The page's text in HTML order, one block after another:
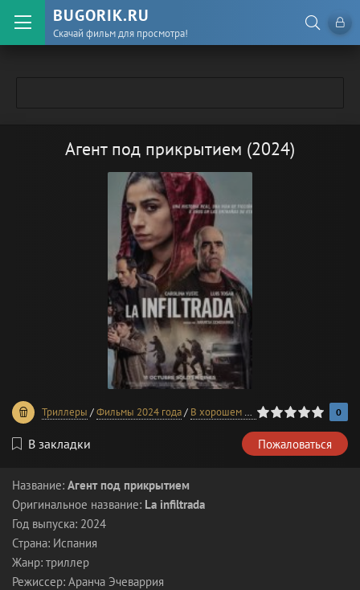
BUGORIK.RU
Скачай фильм для просмотра!
Агент под прикрытием (2024)
Триллеры /Фильмы 2024 года/ В хорошем качестве
0 1 2 3 4 5 0
В закладки Пожаловаться
Название: Агент под прикрытием
Оригинальное название: La infiltrada
Год выпуска: 2024
Страна: Испания
Жанр: триллер
Режиссер: Аранча Эчеваррия